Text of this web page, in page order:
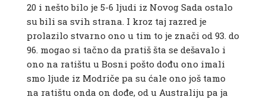
20 i nešto bilo je 5-6 ljudi iz Novog Sada ostalo
su bili sa svih strana. I kroz taj razred je
prolazilo stvarno ono u tim to je znači od 93. do
96. mogao si tačno da pratiš šta se dešavalo i
ono na ratištu u Bosni pošto dođu ono imali
smo ljude iz Modriče pa su ćale ono još tamo
na ratištu onda on dođe, od u Australiju pa ja